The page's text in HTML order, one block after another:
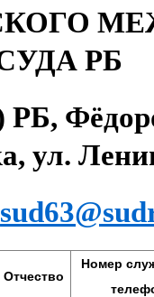
РБ
РБ,
ул.
Номер